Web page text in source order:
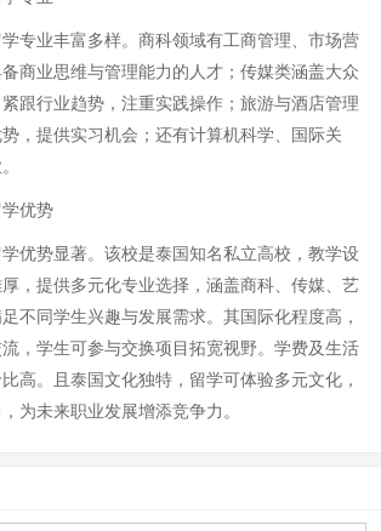
专业丰富多样。商科领域有工商管理、市场营
商业思维与管理能力的人才；传媒类涵盖大众
跟行业趋势，注重实践操作；旅游与酒店管理
，提供实习机会；还有计算机科学、国际关
优势
优势显著。该校是泰国知名私立高校，教学设
，提供多元化专业选择，涵盖商科、传媒、艺
不同学生兴趣与发展需求。其国际化程度高，
，学生可参与交换项目拓宽视野。学费及生活
高。且泰国文化独特，留学可体验多元文化，
为未来职业发展增添竞争力。